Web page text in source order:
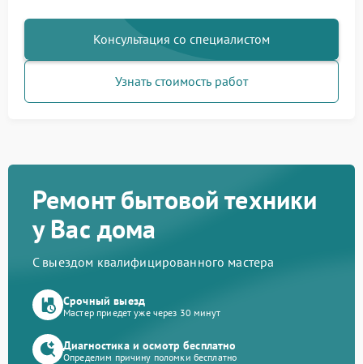
Консультация со специалистом
Узнать стоимость работ
Ремонт бытовой техники
у Вас дома
С выездом квалифицированного мастера
Срочный выезд
Мастер приедет уже через 30 минут
Диагностика и осмотр бесплатно
Определим причину поломки бесплатно